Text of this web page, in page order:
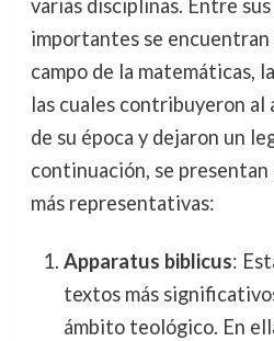
varias disciplinas. Entre
importantes se encuentran
campo de la matemáticas,
las cuales contribuyeron al
de su época y dejaron un
continuación, se presentan
más representativas:
Apparatus biblicus:
textos más
ámbito teológico. En